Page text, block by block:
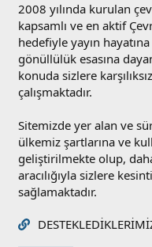
2008 yılında kurulan
kapsamlı ve en aktif
hedefiyle yayın
gönüllülük esasına
konuda sizlere
çalışmaktadır.
Sitemizde yer alan ve
ülkemiz şartlarına ve
geliştirilmekte olup,
aracılığıyla sizlere
sağlamaktadır.